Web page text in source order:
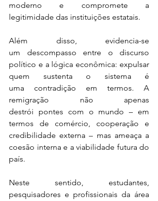
moderno e compromete a
legitimidade das instituições estatais.
Além disso, evidencia-se
um descompasso entre o discurso
político e a lógica econômica: expulsar
quem sustenta o sistema é
uma contradição em termos. A
remigração não apenas
destrói pontes com o mundo – em
termos de comércio, cooperação e
credibilidade externa – mas ameaça a
coesão interna e a viabilidade futura do
país.
Neste sentido, estudantes,
pesquisadores e profissionais da área